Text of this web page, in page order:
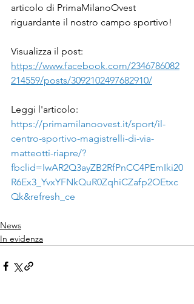
articolo di PrimaMilanoOvest
riguardante il nostro campo sportivo!
Visualizza il post:
https://www.facebook.com/2346786082
214559/posts/3092102497682910/
Leggi l'articolo:
https://primamilanoovest.it/sport/il-
centro-sportivo-magistrelli-di-via-
matteotti-riapre/?
fbclid=IwAR2Q3ayZB2RfPnCC4PEmIki20
R6Ex3_YvxYFNkQuR0ZqhiCZafp2OEtxc
Qk&refresh_ce
News
In evidenza